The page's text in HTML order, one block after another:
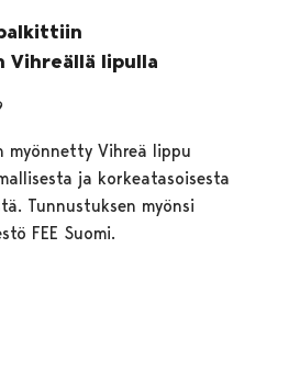
Vihreällä lipulla
myönnetty Vihreä lippu
ja korkeatasoisesta
Tunnustuksen myönsi
FEE Suomi.